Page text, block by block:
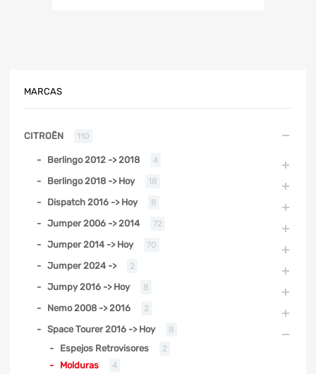
MARCAS
CITROËN 110
Berlingo 2012 -> 2018 4
Berlingo 2018 -> Hoy 18
Dispatch 2016 -> Hoy 8
Jumper 2006 -> 2014 72
Jumper 2014 -> Hoy 70
Jumper 2024 -> 2
Jumpy 2016 -> Hoy 8
Nemo 2008 -> 2016 2
Space Tourer 2016 -> Hoy 8
Espejos Retrovisores 2
Molduras 4